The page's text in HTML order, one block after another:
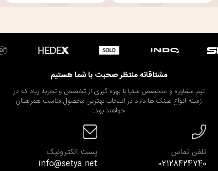
مشتاقانه منتظر صحبت با شما هستیم
تیم مشاوره و متخصص ستیا با بهره گیری از تخصص و تجربه زیاد که در
زمینه انواع عینک ها دارد در انتخاب بهترین محصول مناسب همراهتان
خواهند بود.
تلفن تماس
02128424740
پست الکترونیک
info@setya.net